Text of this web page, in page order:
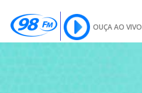
OUÇA AO VIVO